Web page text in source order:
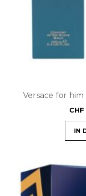
Versace for him
CHF
IN